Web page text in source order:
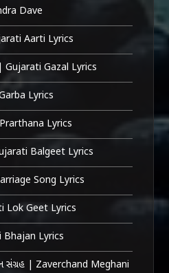
Dave
Aarti Lyrics
Gujarati Gazal Lyrics
Lyrics
Prarthana Lyrics
Balgeet Lyrics
Song Lyrics
Lok Geet Lyrics
Lyrics
| Zaverchand Meghani